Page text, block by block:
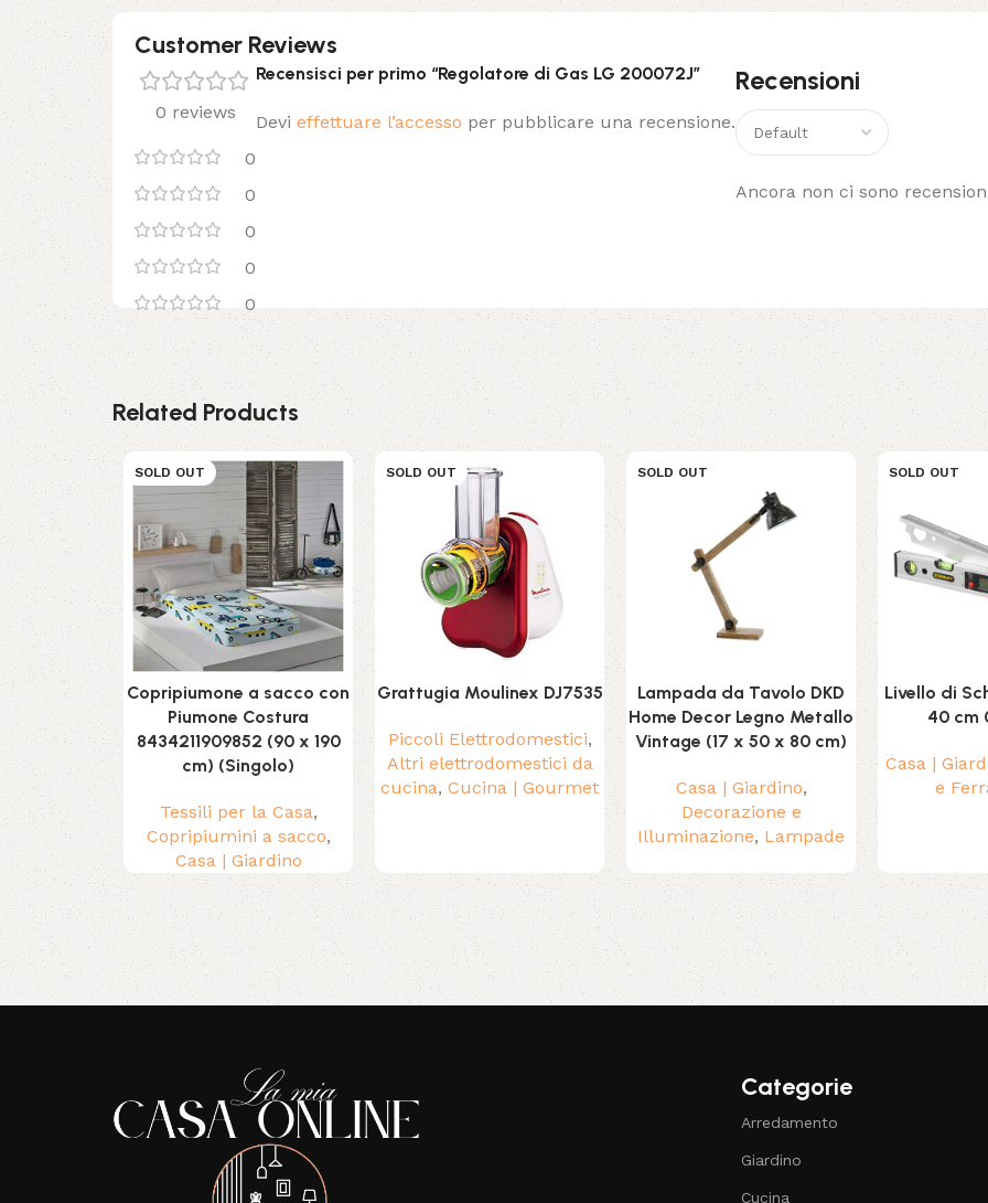
Customer Reviews
0 reviews
0
0
0
0
0
Recensioni
Ancora non ci sono
Recensisci per primo “Regolatore di Gas LG 200072J”
Devi effettuare l’accesso per pubblicare una recensione.
Related Products
SOLD OUT
Copripiumone a sacco con
Piumone Costura
8434211909852 (90 x 190
cm) (Singolo)
Tessili per la Casa,
Copripiumini a sacco,
Casa | Giardino
SOLD OUT
Grattugia Moulinex DJ7535
Piccoli Elettrodomestici,
Altri elettrodomestici da
cucina, Cucina | Gourmet
SOLD OUT
Lampada da Tavolo DKD
Home Decor Legno Metallo
Vintage (17 x 50 x 80 cm)
Casa | Giardino,
Decorazione e
Illuminazione, Lampade
SOLD OUT
Livello di
40 cm
Casa |
e
Read More
Categorie
Arredamento
Giardino
Cucina